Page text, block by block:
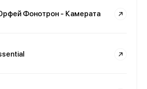
Фонотрон - Камерата